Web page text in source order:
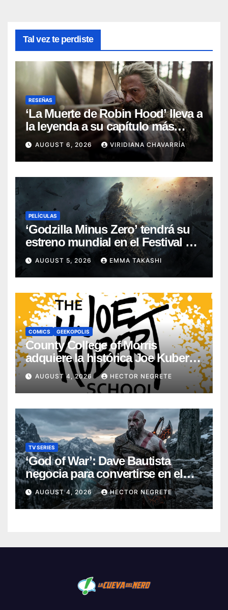
Tal vez te perdiste
RESEÑAS
‘La Muerte de Robin Hood’ lleva a
la leyenda a su capítulo más
oscuro (Reseña)
AUGUST 6, 2026 VIRIDIANA CHAVARRÍA
PELÍCULAS
‘Godzilla Minus Zero’ tendrá su
estreno mundial en el Festival de
Cine de Nueva York
AUGUST 5, 2026 EMMA TAKASHI
COMICS GEEKOPOLIS
County College of Morris
adquiere la histórica Joe Kubert
School
AUGUST 4, 2026 HECTOR NEGRETE
TV SERIES
‘God of War’: Dave Bautista
negocia para convertirse en el
nuevo Kratos de la serie de
Amazon
AUGUST 4, 2026 HECTOR NEGRETE